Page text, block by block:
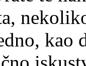
kao